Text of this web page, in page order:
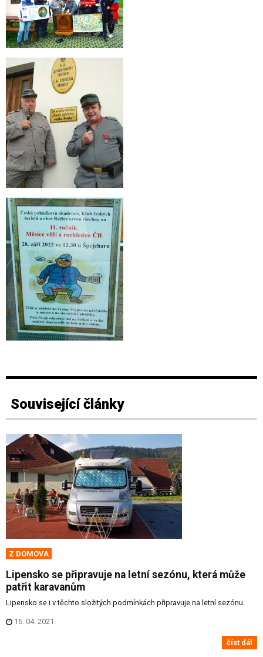
Související články
Z DOMOVA
Lipensko se připravuje na letní sezónu, která může
patřit karavanům
Lipensko se i v těchto složitých podmínkách připravuje na letní sezónu.
16. 04. 2021
číst dál